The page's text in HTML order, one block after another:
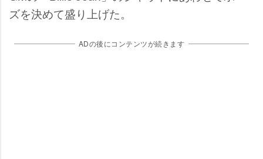
ズを決めて盛り上げた。
ADの後にコンテンツが続きます